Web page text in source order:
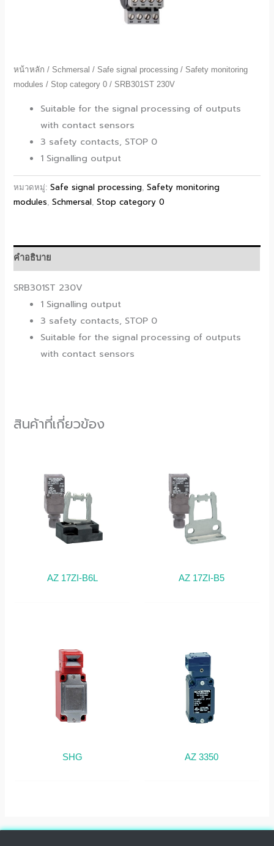
หน้าหลัก / Schmersal / Safe signal processing / Safety monitoring
modules / Stop category 0 / SRB301ST 230V
Suitable for the signal processing of outputs
with contact sensors
3 safety contacts, STOP 0
1 Signalling output
หมวดหมู่:Safe signal processing ,Safety monitoring
modules ,Schmersal ,Stop category 0
คำอธิบาย
SRB301ST 230V
1 Signalling output
3 safety contacts, STOP 0
Suitable for the signal processing of outputs
with contact sensors
สินค้าที่เกี่ยวข้อง
AZ 17ZI-B6L AZ 17ZI-B5
SHG AZ 3350